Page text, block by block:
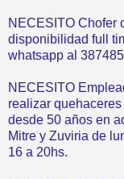
NECESITO Chofer
disponibilidad full
whatsapp al
NECESITO
realizar
desde 50 años en
Mitre y Zuviria de
16 a 20hs.